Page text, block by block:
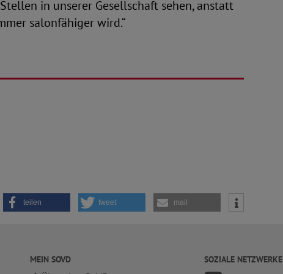
in unserer Gesellschaft sehen, anstatt
salonfähiger wird.“
teilen tweet mail
MEIN SOVD SOZIALE NETZWERKE